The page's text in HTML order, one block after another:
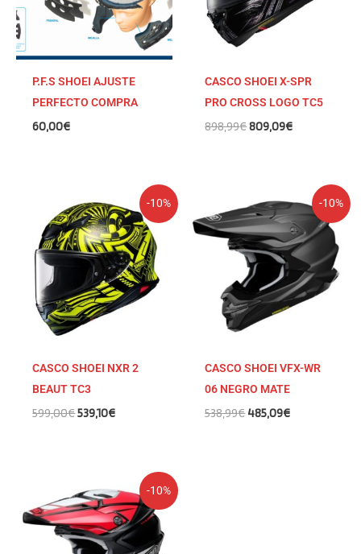
P.F.S SHOEI AJUSTE
PERFECTO COMPRA
60,00€
CASCO SHOEI X-SPR
PRO CROSS LOGO TC5
898,99€809,09€
-10%
CASCO SHOEI NXR 2
BEAUT TC3
599,00€
precio
original
era:
599,00€.
539,10€
precio
actual
es:
539,10€.
-10%
CASCO SHOEI VFX-WR
06 NEGRO MATE
538,99€
precio
original
era:
538,99€.
485,09€
precio
actual
es:
485,09€.
-10%
precio
original
era:
699,00€.
precio
actual
es:
629,10€.